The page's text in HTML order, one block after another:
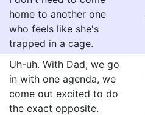
home to another one
who feels like she's
trapped in a cage.
Uh-uh. With Dad, we go
in with one agenda, we
come out excited to do
the exact opposite.